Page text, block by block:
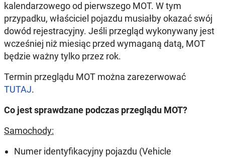
kalendarzowego od pierwszego MOT. W tym
przypadku, właściciel pojazdu musiałby okazać swój
dowód rejestracyjny. Jeśli przegląd wykonywany jest
wcześniej niż miesiąc przed wymaganą datą, MOT
będzie ważny tylko przez rok.
Termin przeglądu MOT można zarezerwować
TUTAJ.
Co jest sprawdzane podczas przeglądu MOT?
Samochody:
Numer identyfikacyjny pojazdu (Vehicle